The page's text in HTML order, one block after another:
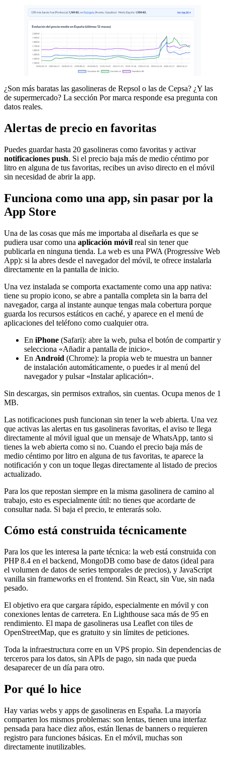
¿Son más baratas las gasolineras de Repsol o las de Cepsa? ¿Y las
de supermercado? La sección Por marca responde esa pregunta con
datos reales.
Alertas de precio en favoritas
Puedes guardar hasta 20 gasolineras como favoritas y activar
notificaciones push. Si el precio baja más de medio céntimo por
litro en alguna de tus favoritas, recibes un aviso directo en el móvil
sin necesidad de abrir la app.
Funciona como una app, sin pasar por la
App Store
Una de las cosas que más me importaba al diseñarla es que se
pudiera usar como una aplicación móvil real sin tener que
publicarla en ninguna tienda. La web es una PWA (Progressive Web
App): si la abres desde el navegador del móvil, te ofrece instalarla
directamente en la pantalla de inicio.
Una vez instalada se comporta exactamente como una app nativa:
tiene su propio icono, se abre a pantalla completa sin la barra del
navegador, carga al instante aunque tengas mala cobertura porque
guarda los recursos estáticos en caché, y aparece en el menú de
aplicaciones del teléfono como cualquier otra.
En iPhone (Safari): abre la web, pulsa el botón de compartir y
selecciona «Añadir a pantalla de inicio».
En Android (Chrome): la propia web te muestra un banner
de instalación automáticamente, o puedes ir al menú del
navegador y pulsar «Instalar aplicación».
Sin descargas, sin permisos extraños, sin cuentas. Ocupa menos de 1
MB.
Las notificaciones push funcionan sin tener la web abierta. Una vez
que activas las alertas en tus gasolineras favoritas, el aviso te llega
directamente al móvil igual que un mensaje de WhatsApp, tanto si
tienes la web abierta como si no. Cuando el precio baja más de
medio céntimo por litro en alguna de tus favoritas, te aparece la
notificación y con un toque llegas directamente al listado de precios
actualizado.
Para los que repostan siempre en la misma gasolinera de camino al
trabajo, esto es especialmente útil: no tienes que acordarte de
consultar nada. Si baja el precio, te enterarás solo.
Cómo está construida técnicamente
Para los que les interesa la parte técnica: la web está construida con
PHP 8.4 en el backend, MongoDB como base de datos (ideal para
el volumen de datos de series temporales de precios), y JavaScript
vanilla sin frameworks en el frontend. Sin React, sin Vue, sin nada
pesado.
El objetivo era que cargara rápido, especialmente en móvil y con
conexiones lentas de carretera. En Lighthouse saca más de 95 en
rendimiento. El mapa de gasolineras usa Leaflet con tiles de
OpenStreetMap, que es gratuito y sin límites de peticiones.
Toda la infraestructura corre en un VPS propio. Sin dependencias de
terceros para los datos, sin APIs de pago, sin nada que pueda
desaparecer de un día para otro.
Por qué lo hice
Hay varias webs y apps de gasolineras en España. La mayoría
comparten los mismos problemas: son lentas, tienen una interfaz
pensada para hace diez años, están llenas de banners o requieren
registro para funciones básicas. En el móvil, muchas son
directamente inutilizables.